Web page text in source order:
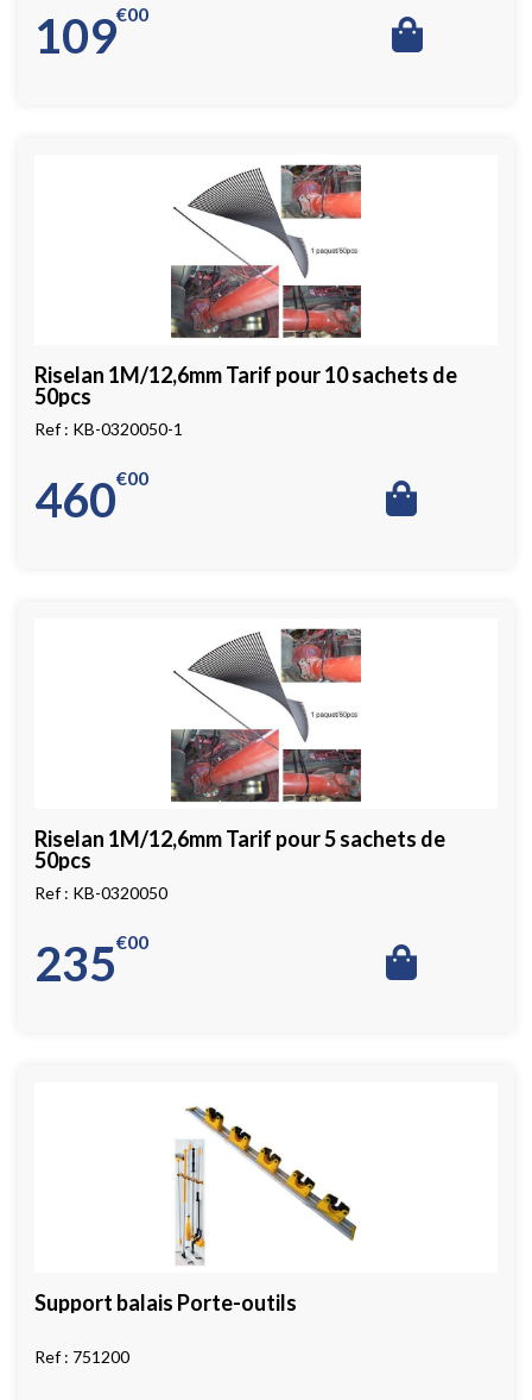
109 00
€
Riselan 1M/12,6mm Tarif pour 10 sachets de
50pcs
KB-0320050-1
460 00
€
Riselan 1M/12,6mm Tarif pour 5 sachets de
50pcs
KB-0320050
235 00
€
Support balais Porte-outils
751200